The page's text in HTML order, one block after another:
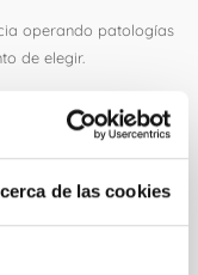
de las cookies
operando patologías
de elegir.
pueden ayudarte a